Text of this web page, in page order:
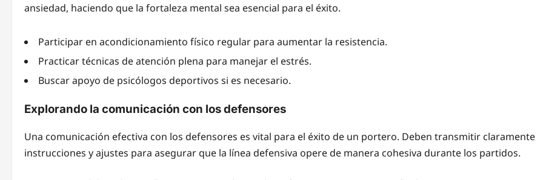
ansiedad, haciendo que la fortaleza mental sea esencial para el éxito.
Participar en acondicionamiento físico regular para aumentar la resistencia.
Practicar técnicas de atención plena para manejar el estrés.
Buscar apoyo de psicólogos deportivos si es necesario.
Explorando la comunicación con los defensores
Una comunicación efectiva con los defensores es vital para el éxito de un portero. Deben transmitir claramente
instrucciones y ajustes para asegurar que la línea defensiva opere de manera cohesiva durante los partidos.